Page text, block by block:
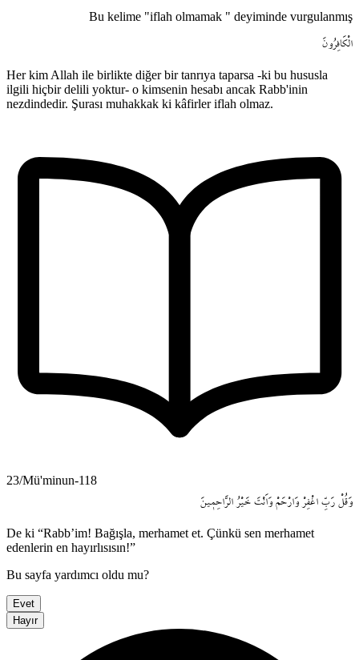
Bu kelime "iflah olmamak " deyiminde vurgulanmış
الْكَافِرُونَ
Her kim Allah ile birlikte diğer bir tanrıya taparsa -ki bu hususla
ilgili hiçbir delili yoktur- o kimsenin hesabı ancak Rabb'inin
nezdindedir. Şurası muhakkak ki kâfirler iflah olmaz.
23/Mü'minun-118
وَقُلْ رَبِّ اغْفِرْ وَارْحَمْ وَاَنْتَ خَيْرُ الرَّاحِم۪ينَ
De ki “Rabb’im! Bağışla, merhamet et. Çünkü sen merhamet
edenlerin en hayırlısısın!”
Bu sayfa yardımcı oldu mu?
Evet
Hayır